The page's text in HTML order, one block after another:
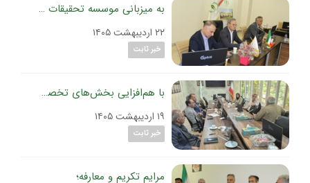
به میزبانی موسسه تحقیقات گیاه‌پزشکی کشور برگزار شد:
۲۲ اردیبهشت ۱۴۰۵
خبر ثابت
با هم‌افزایی بخش‌های تخصصی و تقویت دبیرخانه ثبت آفت‌کش‌ها در موسسه تحقیقات گیاه‌پزشکی کشور
۱۹ اردیبهشت ۱۴۰۵
خبر ثابت
مرایم تکریم و معارفه؛